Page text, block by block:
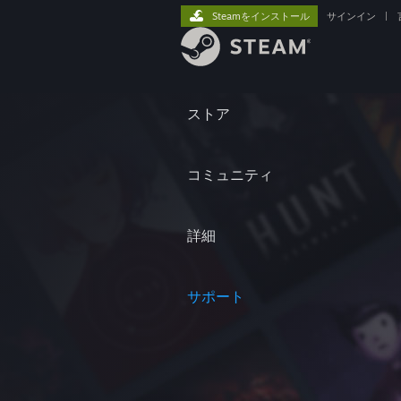
ストア
コミュニティ
詳細
サポート
Steamをインストール サインイン